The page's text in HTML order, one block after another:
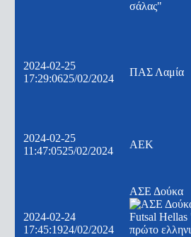
2024-02-25
17:29:0625/02/2024
ΠΑΣ Λαμία
2024-02-25
11:47:0525/02/2024
ΑΕΚ
2024-02-24
17:45:1924/02/2024
ΑΣΕ Δούκα